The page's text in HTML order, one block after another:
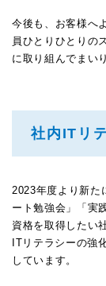
今後も、お客様へ
員ひとりひとりの
に取り組んでまい
社内ITリ
2023年度より新た
ート勉強会」「実
資格を取得したい
ITリテラシーの強
しています。